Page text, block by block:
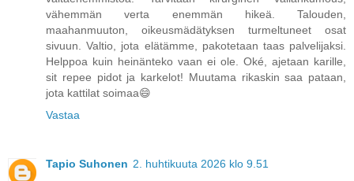
vähemmän verta enemmän hikeä. Talouden,
maahanmuuton, oikeusmädätyksen turmeltuneet osat
sivuun. Valtio, jota elätämme, pakotetaan taas palvelijaksi.
Helppoa kuin heinänteko vaan ei ole. Oké, ajetaan karille,
sit repee pidot ja karkelot! Muutama rikaskin saa pataan,
jota kattilat soimaa😄
Vastaa
Tapio Suhonen 2. huhtikuuta 2026 klo 9.51